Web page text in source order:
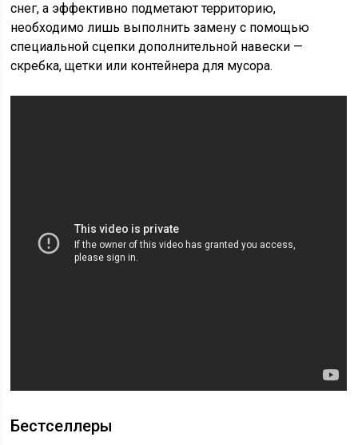
снег, а эффективно подметают территорию,
необходимо лишь выполнить замену с помощью
специальной сцепки дополнительной навески —
скребка, щетки или контейнера для мусора.
Бестселлеры